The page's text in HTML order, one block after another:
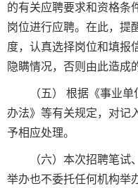
的有关应聘要求和资格条
岗位进行应聘。在此，提
度，认真选择岗位和填报
隐瞒情况，否则由此造成
（五） 根据《事业
办法》等有关规定，对记
予相应处理。
（六）本次招聘笔
举办也不委托任何机构举